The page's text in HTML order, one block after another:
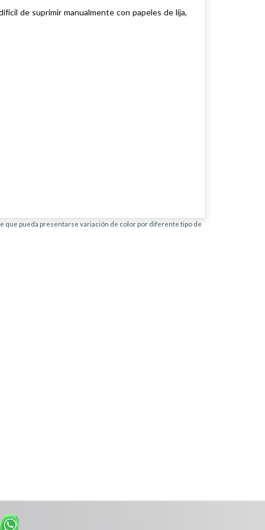
de suprimir manualmente con papeles de lija,
que pueda presentarse variación de color por diferente tipo de